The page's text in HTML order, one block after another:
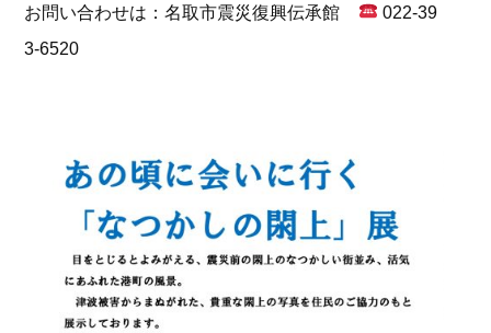
お問い合わせは：名取市震災復興伝承館
022-39
3-6520